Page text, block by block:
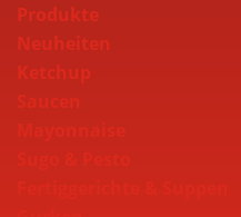
Produkte
Neuheiten
Ketchup
Saucen